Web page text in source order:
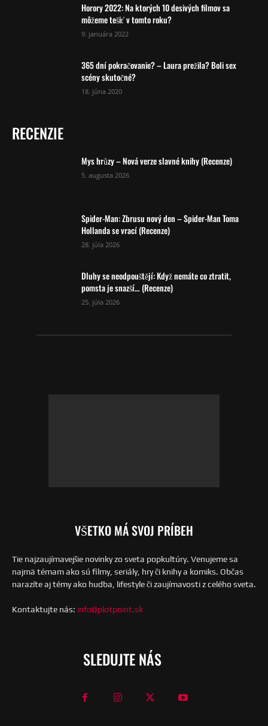
Horory 2022: Na ktorých 10 desivých filmov sa
môžeme tešiť v tomto roku?
9. januára 2022
365 dní pokračovanie? – Laura prežila? Boli sex
scény skutočné?
18. júna 2020
RECENZIE
Mys hrůzy – Nová verze slavné knihy (Recenze)
5. augusta 2026
Spider-Man: Zbrusu nový den – Spider-Man Toma
Hollanda se vrací (Recenze)
28. júla 2026
Dluhy se neodpouštějí: Když nemáte co ztratit,
pomsta je snazší… (Recenze)
25. júla 2026
VŠETKO MÁ SVOJ PRÍBEH
Tie najzaujímavejšie novinky zo sveta popkultúry. Venujeme sa
najmä témam ako sú filmy, seriály, hry či knihy a komiks. Občas
narazíte aj témy ako hudba, lifestyle či zaujímavosti z celého sveta.
Kontaktujte nás: info@plotpoint.sk
SLEDUJTE NÁS